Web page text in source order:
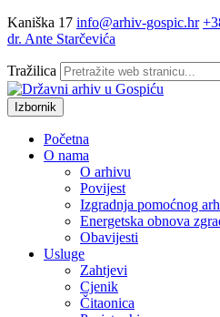
Kaniška 17 info@arhiv-gospic.hr
dr. Ante Starčevića
Tražilica
Izbornik
Početna
O nama
O arhivu
Povijest
Izgradnja pomoćnog
Energetska obnova
Obavijesti
Usluge
Zahtjevi
Cjenik
Čitaonica